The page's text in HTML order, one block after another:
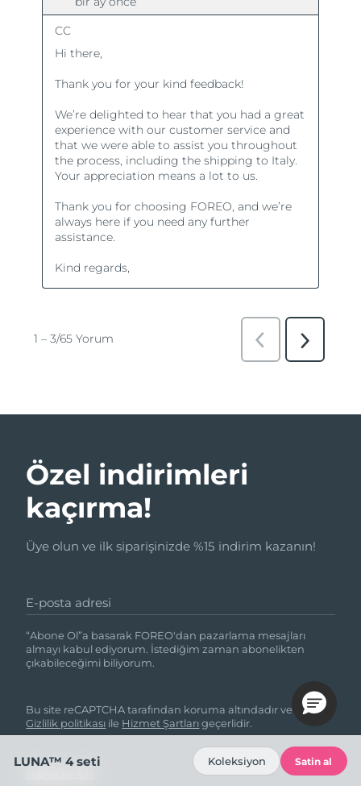
Özel indirimleri
kaçırma!
Üye olun ve ilk siparişinizde %15 indirim kazanın!
E-posta adresi
“Abone Ol”a basarak FOREO'dan pazarlama mesajları
almayı kabul ediyorum. İstediğim zaman abonelikten
çıkabileceğimi biliyorum.
Bu site reCAPTCHA tarafından koruma altındadır ve Google
Gizlilik politikası ile Hizmet Şartlarıgeçerlidir.
LUNA™ 4 seti Koleksiyon Satin al